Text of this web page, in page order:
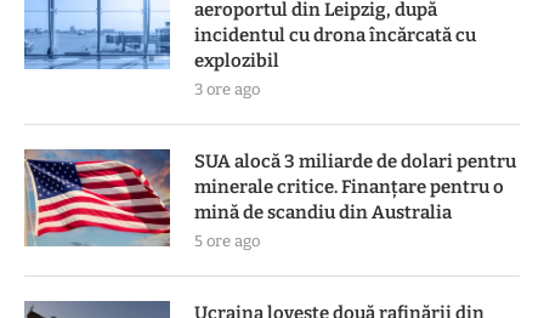
aeroportul din Leipzig, după
incidentul cu drona încărcată cu
explozibil
3 ore ago
SUA alocă 3 miliarde de dolari pentru
minerale critice. Finanțare pentru o
mină de scandiu din Australia
5 ore ago
Ucraina lovește două rafinării din